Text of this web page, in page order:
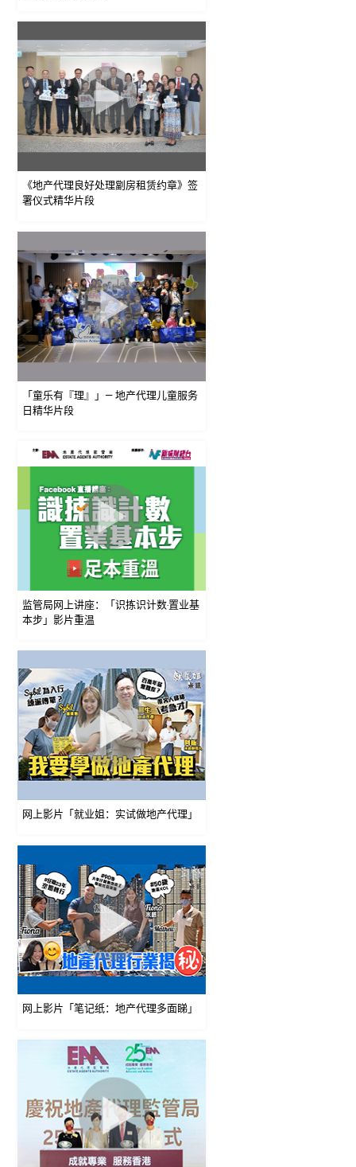
《地产代理良好处理劏房租赁约章》签
署仪式精华片段
「童乐有『理』」— 地产代理儿童服务
日精华片段
监管局网上讲座：「识拣识计数‧置业基
本步」影片重温
网上影片「就业姐：实试做地产代理」
网上影片「笔记纸：地产代理多面睇」